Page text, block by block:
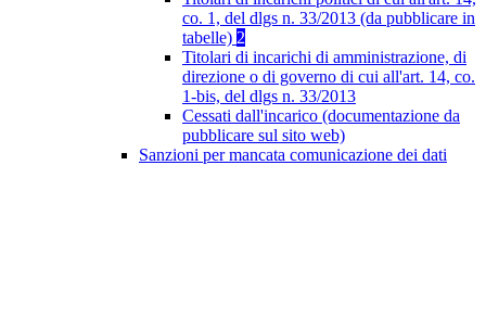
co. 1, del dlgs n. 33/2013 (da pubblicare in
tabelle) 2
Titolari di incarichi di amministrazione, di
direzione o di governo di cui all'art. 14, co.
1-bis, del dlgs n. 33/2013
Cessati dall'incarico (documentazione da
pubblicare sul sito web)
Sanzioni per mancata comunicazione dei dati